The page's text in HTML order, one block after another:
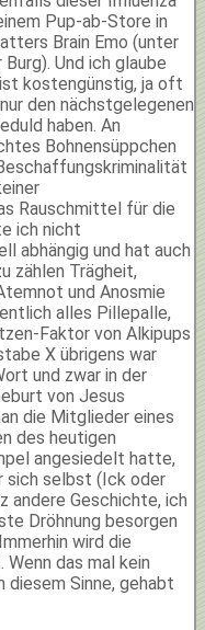
Pup-ab-Store in
Brain Emo (unter
Und ich glaube
kostengünstig, ja oft
den nächstgelegenen
haben. An
Bohnensüppchen
Rauschmittel für die
ich nicht
abhängig und hat auch
zählen Trägheit,
und Anosmie
alles Pillepalle,
Faktor von Alkipups
X übrigens war
und zwar in der
von Jesus
die Mitglieder eines
des heutigen
angesiedelt hatte,
sich selbst (Ick oder
andere Geschichte, ich
Dröhnung besorgen
wird die
das mal kein
diesem Sinne, gehabt